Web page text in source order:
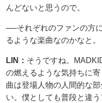
んどないと思うので。
──それぞれのファンの方
るような楽曲なのかなと。
LIN： そうですね。
の燃えるような気持ちに
曲は登場人物の人間的な
い。僕としても普段と違